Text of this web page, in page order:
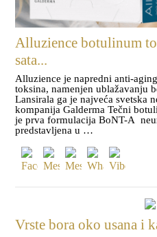
Alluzience botulinum
sata...
Alluzience je napredni anti-
toksina, namenjen ublažavanju
Lansirala ga je najveća svetska
kompanija Galderma Tečni
je prva formulacija BoNT-A
predstavljena u …
Vrste bora oko usana i